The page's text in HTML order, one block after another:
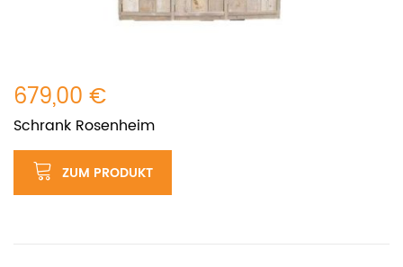
679,00 €
Schrank Rosenheim
ZUM PRODUKT